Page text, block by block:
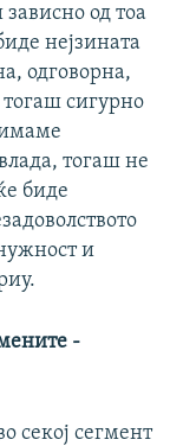
од тоа
нејзината
одговорна,
сигурно
тогаш не
биде
и
-
секој сегмент